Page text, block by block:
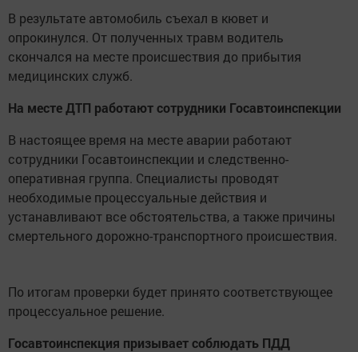
В результате автомобиль съехал в кювет и
опрокинулся. От полученных травм водитель
скончался на месте происшествия до прибытия
медицинских служб.
На месте ДТП работают сотрудники Госавтоинспекции
В настоящее время на месте аварии работают
сотрудники Госавтоинспекции и следственно-
оперативная группа. Специалисты проводят
необходимые процессуальные действия и
устанавливают все обстоятельства, а также причины
смертельного дорожно-транспортного происшествия.
По итогам проверки будет принято соответствующее
процессуальное решение.
Госавтоинспекция призывает соблюдать ПДД